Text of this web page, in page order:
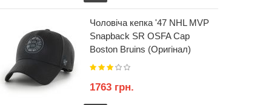
Сумка для хокейних
аксесуарів Bauer Varsity
Crossbody Bag S25
1718 грн.1808 грн.
Чоловіча кепка '47 NHL MVP
Snapback SR OSFA Cap
Boston Bruins (Оригінал)
1763 грн.